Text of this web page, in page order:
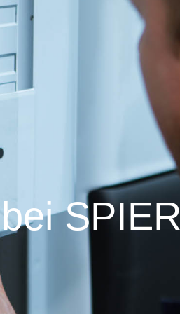
SPIER